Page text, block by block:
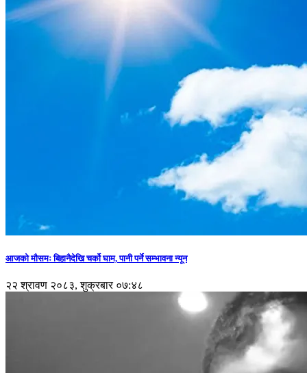
आजको मौसमः बिहानैदेखि चर्को घाम, पानी पर्ने सम्भावना न्यून
२२ श्रावण २०८३, शुक्रबार ०७:४८